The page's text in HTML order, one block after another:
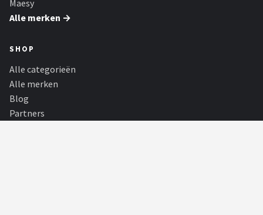
Maesy
Alle merken →
SHOP
Alle categorieën
Alle merken
Blog
Partners